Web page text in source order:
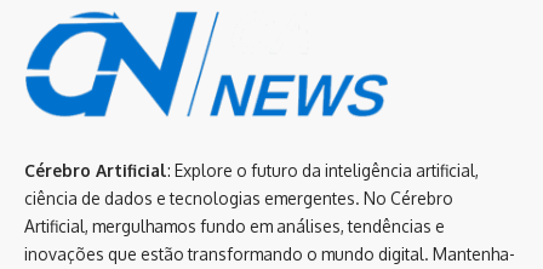
Cérebro Artificial: Explore o futuro da inteligência artificial,
ciência de dados e tecnologias emergentes. No Cérebro
Artificial, mergulhamos fundo em análises, tendências e
inovações que estão transformando o mundo digital. Mantenha-